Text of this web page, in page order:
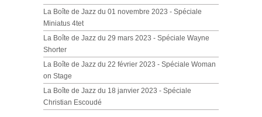
La Boîte de Jazz du 01 novembre 2023 - Spéciale
Miniatus 4tet
La Boîte de Jazz du 29 mars 2023 - Spéciale Wayne
Shorter
La Boîte de Jazz du 22 février 2023 - Spéciale Woman
on Stage
La Boîte de Jazz du 18 janvier 2023 - Spéciale
Christian Escoudé